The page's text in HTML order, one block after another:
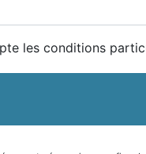
les conditions